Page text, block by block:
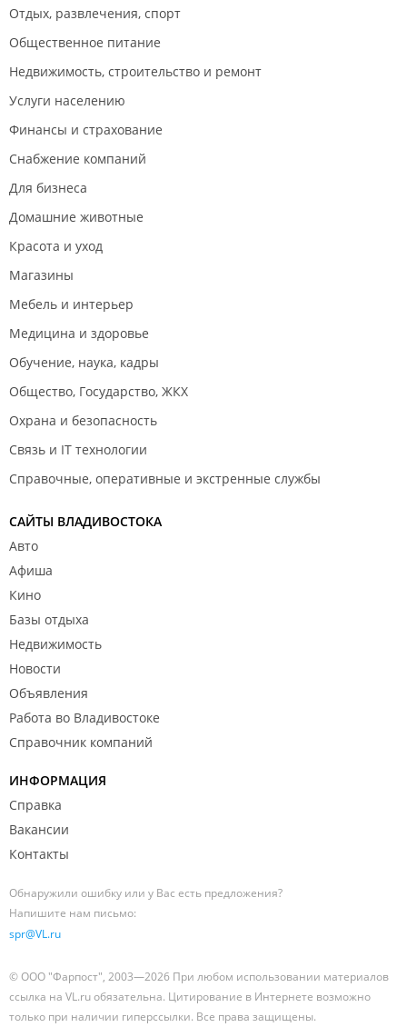
Отдых, развлечения, спорт
Общественное питание
Недвижимость, строительство и ремонт
Услуги населению
Финансы и страхование
Снабжение компаний
Для бизнеса
Домашние животные
Красота и уход
Магазины
Мебель и интерьер
Медицина и здоровье
Обучение, наука, кадры
Общество, Государство, ЖКХ
Охрана и безопасность
Связь и IT технологии
Справочные, оперативные и экстренные службы
САЙТЫ ВЛАДИВОСТОКА
Авто
Афиша
Кино
Базы отдыха
Недвижимость
Новости
Объявления
Работа во Владивостоке
Справочник компаний
ИНФОРМАЦИЯ
Справка
Вакансии
Контакты
Обнаружили ошибку или у Вас есть предложения?
Напишите нам письмо:
spr@VL.ru
© ООО "Фарпост", 2003—2026 При любом использовании материалов
ссылка на VL.ru обязательна. Цитирование в Интернете возможно
только при наличии гиперссылки. Все права защищены.